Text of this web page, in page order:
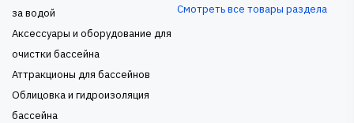
за водой
Аксессуары и оборудование для
очистки бассейна
Аттракционы для бассейнов
Облицовка и гидроизоляция
бассейна
Смотреть все товары раздела